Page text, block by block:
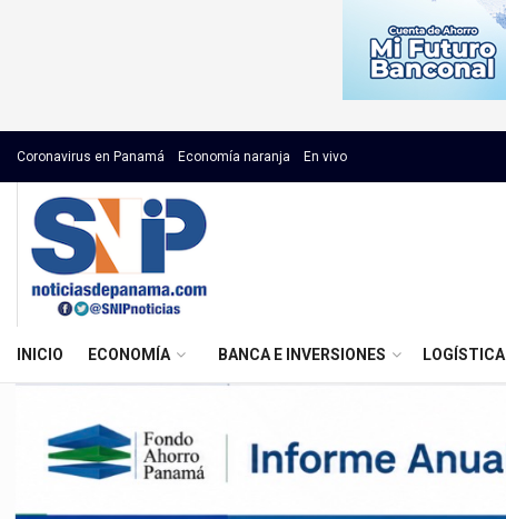
Coronavirus en Panamá Economía naranja En vivo
INICIO ECONOMÍA BANCA E INVERSIONES LOGÍSTICA